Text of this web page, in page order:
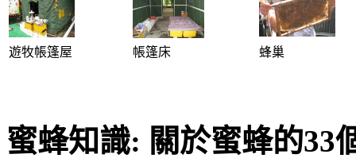
遊牧帳篷屋 帳篷床 蜂巢
蜜蜂知識: 關於蜜蜂的33